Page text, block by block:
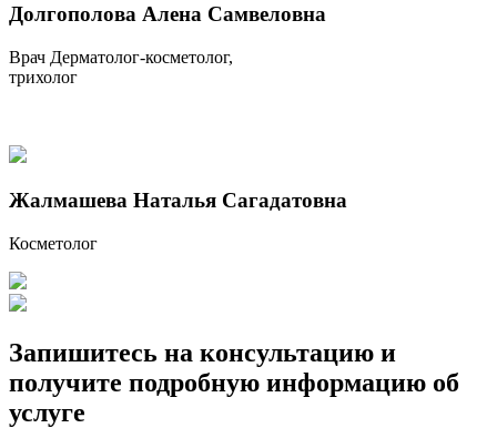
Долгополова Алена Самвеловна
Врач Дерматолог-косметолог,
трихолог
Жалмашева Наталья Сагадатовна
Косметолог
Запишитесь на консультацию и
получите подробную информацию об
услуге